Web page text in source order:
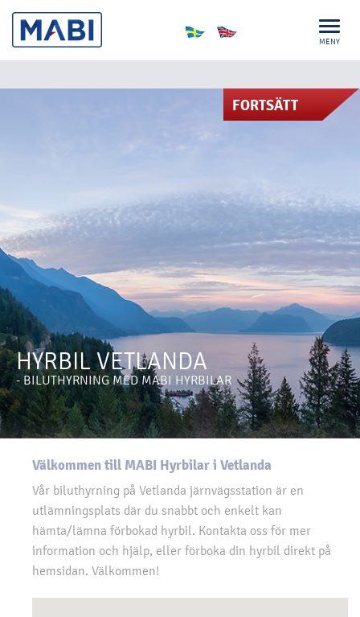
MENY
HYRBIL VETLANDA
- BILUTHYRNING MED MABI HYRBILAR
FORTSÄTT
Välkommen till MABI Hyrbilar i Vetlanda
Vår biluthyrning på Vetlanda järnvägsstation är en
utlämningsplats där du snabbt och enkelt kan
hämta/lämna förbokad hyrbil. Kontakta oss för mer
information och hjälp, eller förboka din hyrbil direkt på
hemsidan. Välkommen!